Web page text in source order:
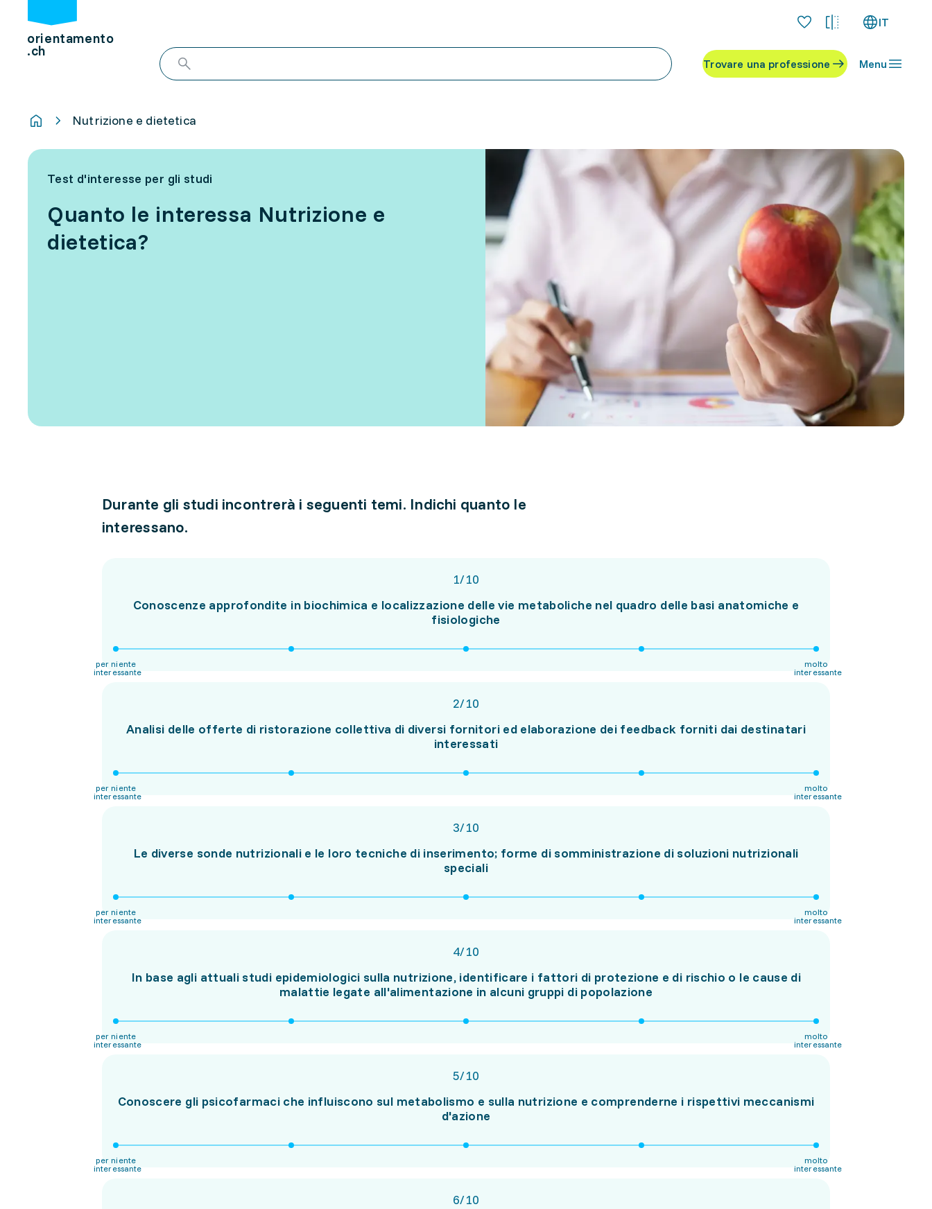
orientamento
.ch
IT
Trovare una professione Menu
Nutrizione e dietetica
Test d'interesse per gli studi
Quanto le interessa Nutrizione e
dietetica?
Durante gli studi incontrerà i seguenti temi. Indichi quanto le
interessano.
1/10
Conoscenze approfondite in biochimica e localizzazione delle vie metaboliche nel quadro delle basi anatomiche e
fisiologiche
per niente
interessante
molto
interessante
2/10
Analisi delle offerte di ristorazione collettiva di diversi fornitori ed elaborazione dei feedback forniti dai destinatari
interessati
per niente
interessante
molto
interessante
3/10
Le diverse sonde nutrizionali e le loro tecniche di inserimento; forme di somministrazione di soluzioni nutrizionali
speciali
per niente
interessante
molto
interessante
4/10
In base agli attuali studi epidemiologici sulla nutrizione, identificare i fattori di protezione e di rischio o le cause di
malattie legate all'alimentazione in alcuni gruppi di popolazione
per niente
interessante
molto
interessante
5/10
Conoscere gli psicofarmaci che influiscono sul metabolismo e sulla nutrizione e comprenderne i rispettivi meccanismi
d'azione
per niente
interessante
molto
interessante
6/10